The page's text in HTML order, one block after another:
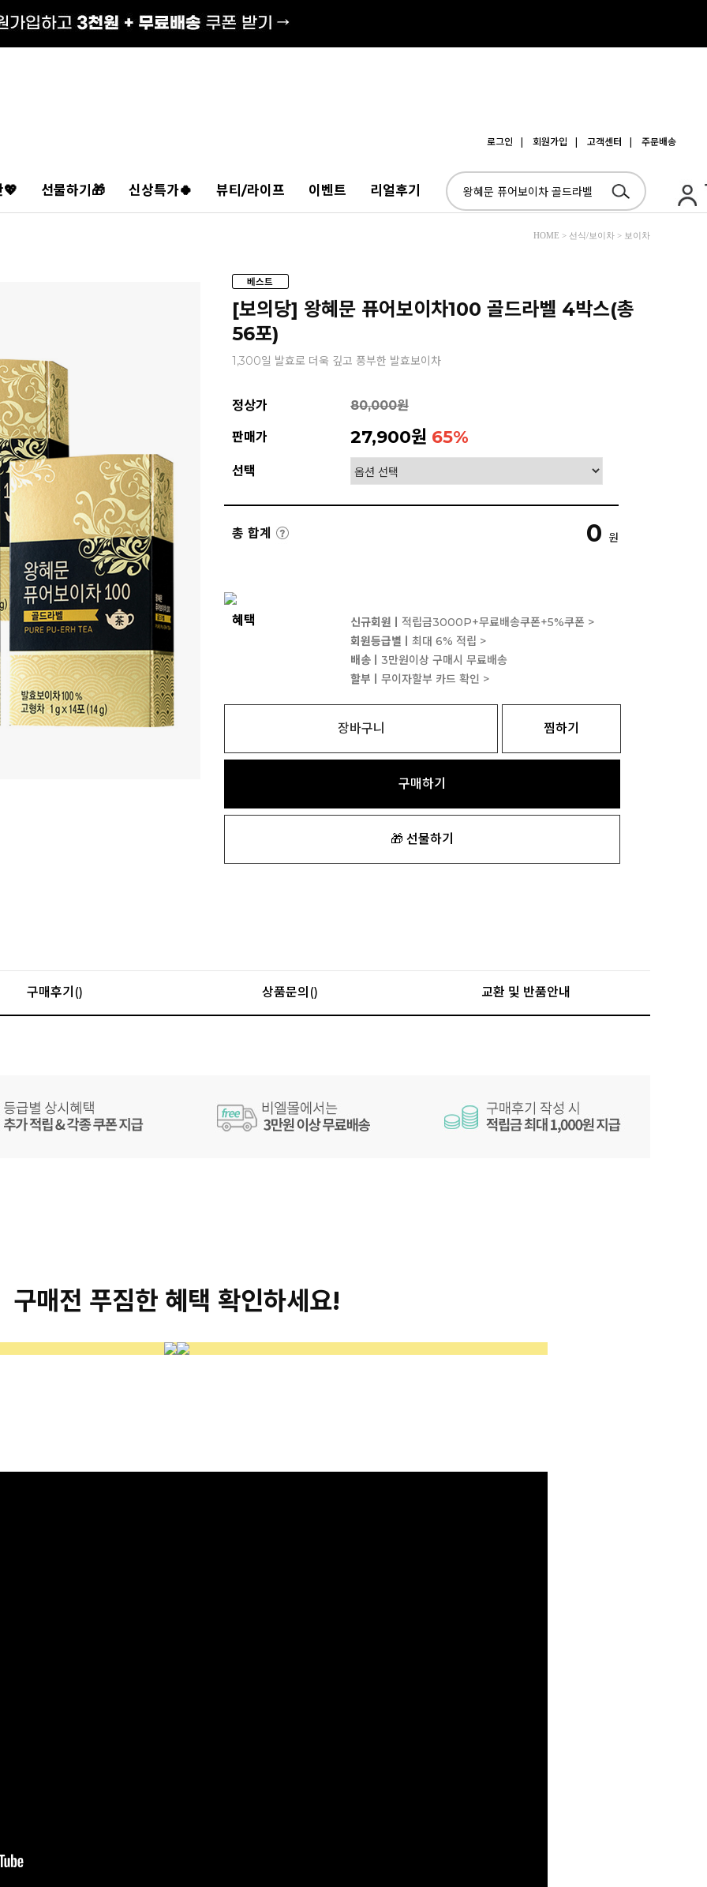
로그인 | 회원가입 | 고객센터 | 주문배송
💖 선물하기🎁 신상특가🍀 뷰티/라이프 이벤트 리얼후기
HOME > 선식/보이차 > 보이차
[보의당] 왕혜문 퓨어보이차100 골드라벨 4박스(총
56포)
1,300일 발효로 더욱 깊고 풍부한 발효보이차
정상가 80,000원
판매가 27,900원 65%
선택
총 합계 0 원
혜택 신규회원ㅣ 적립금3000P+무료배송쿠폰+5%쿠폰 >
회원등급별ㅣ 최대 6% 적립 >
배송ㅣ 3만원이상 구매시 무료배송
할부ㅣ 무이자할부 카드 확인 >
장바구니 찜하기
구매하기
🎁 선물하기
구매후기() 상품문의() 교환 및 반품안내
구매전 푸짐한 혜택 확인하세요!